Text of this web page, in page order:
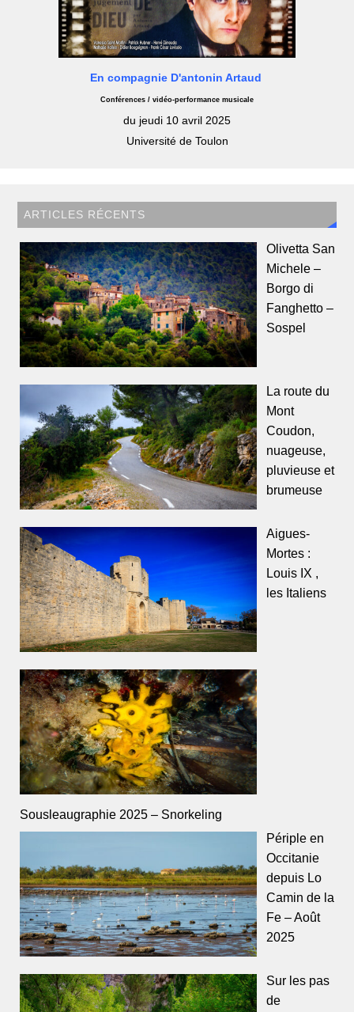
En compagnie D'antonin Artaud
Conférences / vidéo-performance musicale
du jeudi 10 avril 2025
Université de Toulon
ARTICLES RÉCENTS
Olivetta San
Michele –
Borgo di
Fanghetto –
Sospel
La route du
Mont
Coudon,
nuageuse,
pluvieuse et
brumeuse
Aigues-
Mortes :
Louis IX ,
les Italiens
Sousleaugraphie 2025 – Snorkeling
Périple en
Occitanie
depuis Lo
Camin de la
Fe – Août
2025
Sur les pas
de